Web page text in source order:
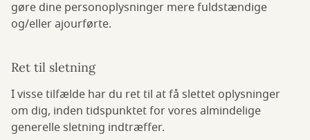
gøre dine personoplysninger mere fuldstændige
og/eller ajourførte.
Ret til sletning
I visse tilfælde har du ret til at få slettet oplysninger
om dig, inden tidspunktet for vores almindelige
generelle sletning indtræffer.